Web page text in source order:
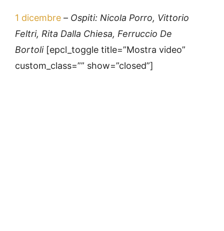
1 dicembre – Ospiti: Nicola Porro, Vittorio
Feltri, Rita Dalla Chiesa, Ferruccio De
Bortoli [epcl_toggle title=”Mostra video”
custom_class=”” show=”closed”]